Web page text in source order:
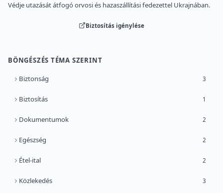
Védje utazását átfogó orvosi és hazaszállítási fedezettel Ukrajnában.
Biztosítás igénylése
BÖNGÉSZÉS TÉMA SZERINT
Biztonság 3
Biztosítás 1
Dokumentumok 2
Egészség 2
Étel-ital 2
Közlekedés 3